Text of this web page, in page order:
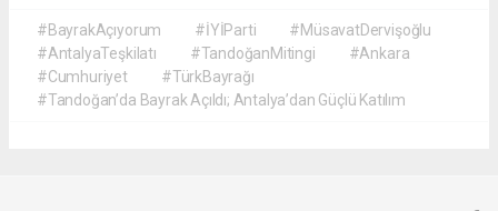
#BayrakAçıyorum #İYİParti
#MüsavatDervişoğlu
#AntalyaTeşkilatı
#TandoğanMitingi
#Ankara
#Cumhuriyet
#TürkBayrağı
#Tandoğan’da Bayrak Açıldı; Antalya’dan Güçlü Katılım